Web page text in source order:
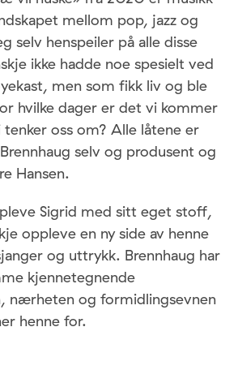
mellom pop, jazz og
selv henspeiler på alle disse
ikke hadde noe spesielt ved
men som fikk liv og ble
hvilke dager er det vi kommer
tenker oss om? Alle låtene er
selv og produsent og
Hansen.
Sigrid med sitt eget stoff,
oppleve en ny side av henne
og uttrykk. Brennhaug har
kjennetegnende
nærheten og formidlingsevnen
henne for.